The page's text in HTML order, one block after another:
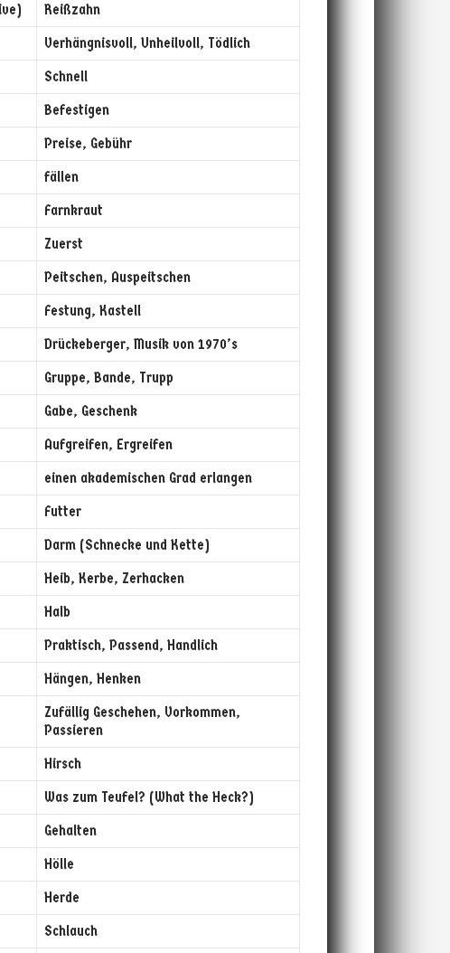
Reißzahn
Verhängnisvoll, Unheilvoll, Tödlich
Schnell
Befestigen
Preise, Gebühr
fällen
Farnkraut
Zuerst
Peitschen, Auspeitschen
Festung, Kastell
Drückeberger, Musik von 1970’s
Gruppe, Bande, Trupp
Gabe, Geschenk
Aufgreifen, Ergreifen
einen akademischen Grad erlangen
Futter
Darm (Schnecke und Kette)
Heib, Kerbe, Zerhacken
Halb
Praktisch, Passend, Handlich
Hängen, Henken
Zufällig Geschehen, Vorkommen,
Passieren
Hirsch
Was zum Teufel? (What the Heck?)
Gehalten
Hölle
Herde
Schlauch